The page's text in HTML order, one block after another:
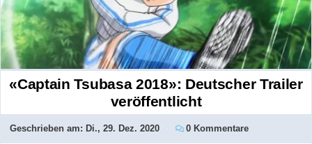
«Captain Tsubasa 2018»: Deutscher Trailer
veröffentlicht
Geschrieben am: Di., 29. Dez. 2020 0 Kommentare